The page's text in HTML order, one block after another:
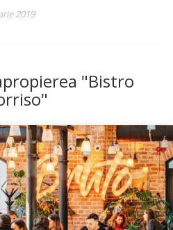
2019
"Bistro